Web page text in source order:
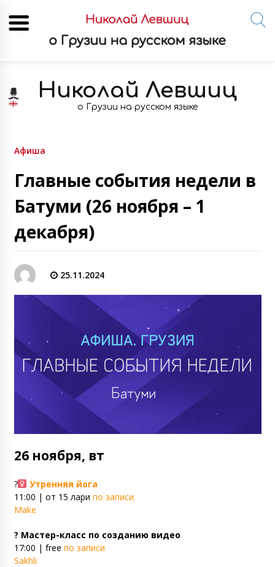
content
Николай Левшиц
о Грузии на русском языке
Афиша
Главные события недели в
Батуми (26 ноября – 1
декабря)
25.11.2024
26 ноября, вт
?‍
Утренняя йога
11:00 | от 15 лари по записи
Make
? Мастер-класс по созданию видео
17:00 | free по записи
Sakhli